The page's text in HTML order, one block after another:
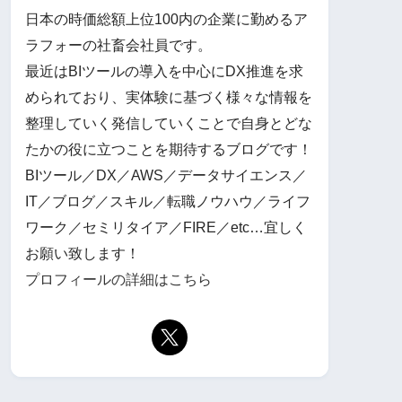
日本の時価総額上位100内の企業に勤めるア
ラフォーの社畜会社員です。
最近はBIツールの導入を中心にDX推進を求
められており、実体験に基づく様々な情報を
整理していく発信していくことで自身とどな
たかの役に立つことを期待するブログです！
BIツール／DX／AWS／データサイエンス／
IT／ブログ／スキル／転職ノウハウ／ライフ
ワーク／セミリタイア／FIRE／etc…宜しく
お願い致します！
プロフィールの詳細はこちら